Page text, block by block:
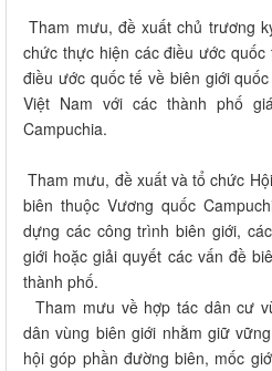
Tham mưu, đề xuất chủ trương
chức thực hiện các điều ước
điều ước quốc tế về biên giới
Việt Nam với các thành phố
Campuchia.
Tham mưu, đề xuất và tổ chức
biên thuộc Vương quốc
dựng các công trình biên giới,
giới hoặc giải quyết các vấn đề
thành phố.
Tham mưu về hợp tác dân cư
dân vùng biên giới nhằm giữ
hội góp phần đường biên, mốc